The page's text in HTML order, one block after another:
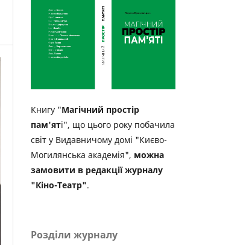
Книгу "Магічний простір
пам'яті", що цього року побачила
світ у Видавничому домі "Києво-
Могилянська академія", можна
замовити в редакції журналу
"Кіно-Театр".
Розділи журналу